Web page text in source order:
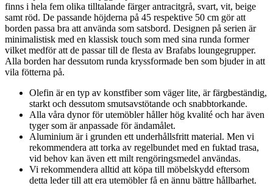
finns i hela fem olika tilltalande färger antracitgrå, svart, vit, beige
samt röd. De passande höjderna på 45 respektive 50 cm gör att
borden passa bra att använda som satsbord. Designen på serien är
minimalistisk med en klassisk touch som med sina runda former
vilket medför att de passar till de flesta av Brafabs loungegrupper.
Alla borden har dessutom runda kryssformade ben som bjuder in att
vila fötterna på.
Olefin är en typ av konstfiber som väger lite, är färgbeständig,
starkt och dessutom smutsavstötande och snabbtorkande.
Alla våra dynor för utemöbler håller hög kvalité och har även
tyger som är anpassade för ändamålet.
Aluminium är i grunden ett underhållsfritt material. Men vi
rekommendera att torka av regelbundet med en fuktad trasa,
vid behov kan även ett milt rengöringsmedel användas.
Vi rekommendera alltid att köpa till möbelskydd eftersom
detta leder till att era utemöbler få en ännu bättre hållbarhet.